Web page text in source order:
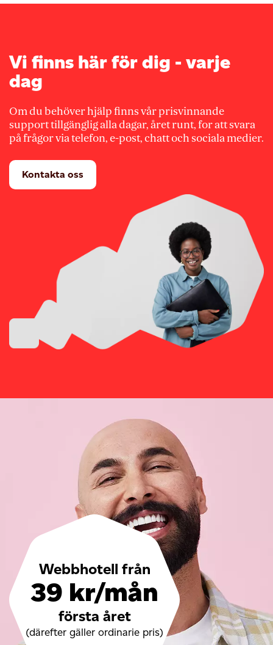
Vi finns här för dig - varje
dag
Om du behöver hjälp finns vår prisvinnande
support tillgänglig alla dagar, året runt, for att svara
på frågor via telefon, e-post, chatt och sociala medier.
Kontakta oss
Webbhotell från
39 kr/mån
första året
(därefter gäller ordinarie pris)